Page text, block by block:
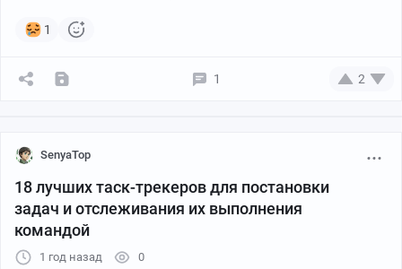
1
1 2
SenyaTop
18 лучших таск-трекеров для постановки
задач и отслеживания их выполнения
командой
1 год назад 0